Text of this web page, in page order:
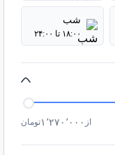
شب
۱۸:۰۰ تا ۲۴:۰۰
از ۱٬۲۷۰٬۰۰۰تومان